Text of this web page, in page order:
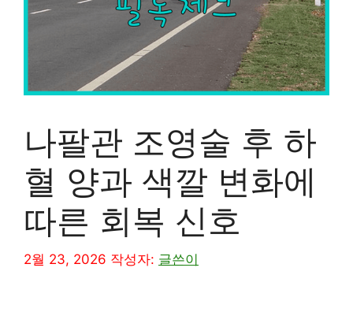
나팔관 조영술 후 하
혈 양과 색깔 변화에
따른 회복 신호
2월 23, 2026 작성자: 글쓴이